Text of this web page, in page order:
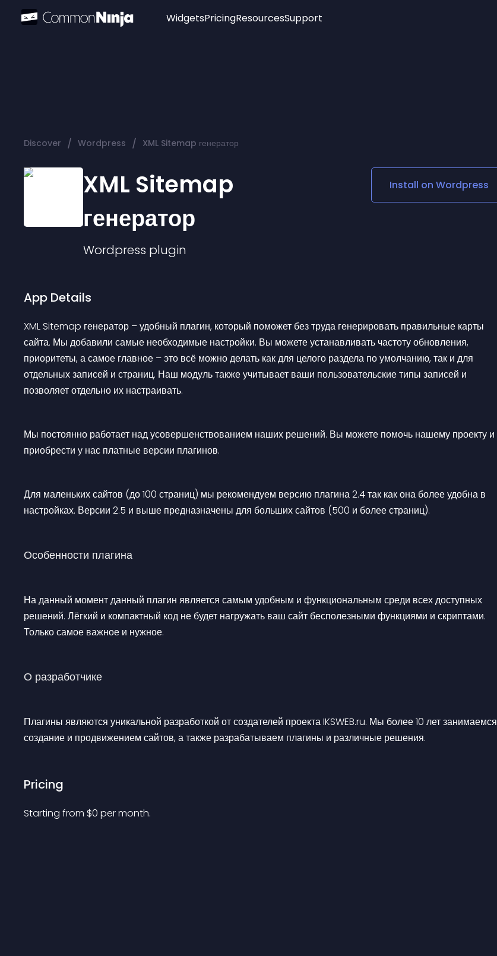
Widgets
Audio Player
Social Media Links
Lottie Player
PricingResourcesSupport
Discover / Wordpress / XML Sitemap генератор
XML Sitemap
генератор
Wordpress plugin
Install on Wordpress
App Details
XML Sitemap генератор – удобный плагин, который поможет без труда генерировать правильные карты
сайта. Мы добавили самые необходимые настройки. Вы можете устанавливать частоту обновления,
приоритеты, а самое главное – это всё можно делать как для целого раздела по умолчанию, так и для
отдельных записей и страниц. Наш модуль также учитывает ваши пользовательские типы записей и
позволяет отдельно их настраивать.
Мы постоянно работает над усовершенствованием наших решений. Вы можете помочь нашему проекту и
приобрести у нас платные версии плагинов.
Для маленьких сайтов (до 100 страниц) мы рекомендуем версию плагина 2.4 так как она более удобна в
настройках. Версии 2.5 и выше предназначены для больших сайтов (500 и более страниц).
Особенности плагина
На данный момент данный плагин является самым удобным и функциональным среди всех доступных
решений. Лёгкий и компактный код не будет нагружать ваш сайт бесполезными функциями и скриптами.
Только самое важное и нужное.
О разработчике
Плагины являются уникальной разработкой от создателей проекта IKSWEB.ru. Мы более 10 лет занимаемся
создание и продвижением сайтов, а также разрабатываем плагины и различные решения.
Pricing
Starting from $0 per month.